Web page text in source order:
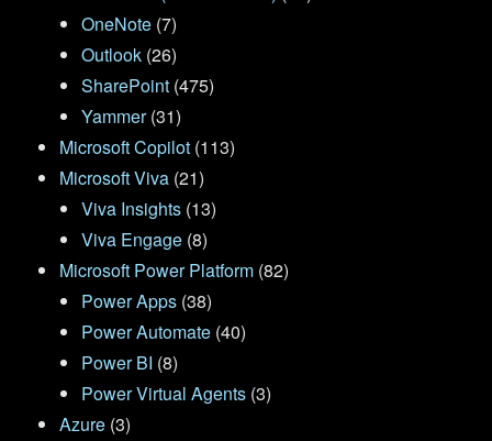
OneNote (7)
Outlook (26)
SharePoint (475)
Yammer(31)
Microsoft Copilot (113)
Microsoft Viva (21)
Viva Insights (13)
Viva Engage (8)
Microsoft Power Platform (82)
Power Apps (38)
Power Automate (40)
Power BI (8)
Power Virtual Agents (3)
Azure (3)